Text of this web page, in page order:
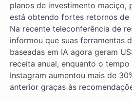
planos de investimento maciço,
está obtendo fortes retornos de
Na recente teleconferência de
informou que suas ferramentas
baseadas em IA agora geram
receita anual, enquanto o
Instagram aumentou mais de
anterior graças às